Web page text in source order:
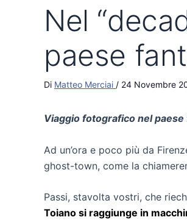
Nel
paese
Di Matteo Merciai / 24 Novembre
Viaggio fotografico nel paese
Ad un’ora e poco più da
ghost-town, come la
Passi, stavolta vostri, che
Toiano si raggiunge in